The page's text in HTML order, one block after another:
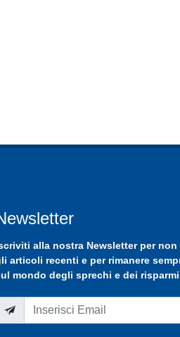
alla nostra Newsletterper non
articoli recenti e per rimanere
mondo degli sprechi e dei